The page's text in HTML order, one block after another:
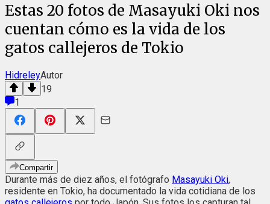
Estas 20 fotos de Masayuki Oki nos
cuentan cómo es la vida de los
gatos callejeros de Tokio
HidreleyAutor
19
1
Compartir
Durante más de diez años, el fotógrafo Masayuki Oki,
residente en Tokio, ha documentado la vida cotidiana de los